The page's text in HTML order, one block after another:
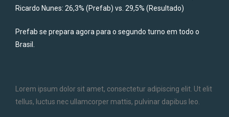
Ricardo Nunes: 26,3% (Prefab) vs. 29,5% (Resultado)
Prefab se prepara agora para o segundo turno em todo o
Brasil.
Lorem ipsum dolor sit amet, consectetur adipiscing elit. Ut elit
tellus, luctus nec ullamcorper mattis, pulvinar dapibus leo.